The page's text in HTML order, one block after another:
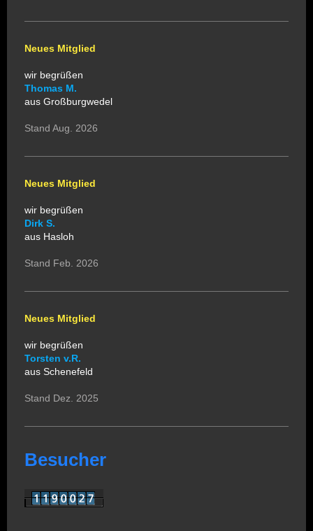
Neues Mitglied
wir begrüßen
Thomas M.
aus Großburgwedel
Stand Aug. 2026
Neues Mitglied
wir begrüßen
Dirk S.
aus Hasloh
Stand Feb. 2026
Neues Mitglied
wir begrüßen
Torsten v.R.
aus Schenefeld
Stand Dez. 2025
Besucher